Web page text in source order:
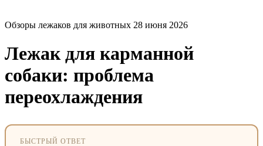
Обзоры лежаков для животных 28 июня 2026
Лежак для карманной
собаки: проблема
переохлаждения
БЫСТРЫЙ ОТВЕТ